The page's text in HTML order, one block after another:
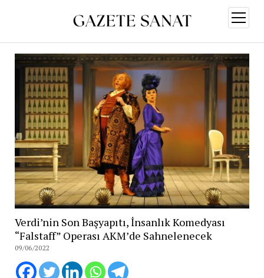
aç
Verdi’nin Son Başyapıtı, İnsanlık Komedyası
“Falstaff” Operası AKM’de Sahnelenecek
09/06/2022